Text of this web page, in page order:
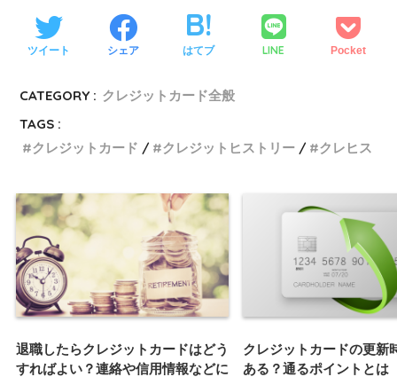
ツイート シェア はてブ LINE Pocket
CATEGORY : クレジットカード全般
TAGS :
クレジットカード
クレジットヒストリー クレヒス
退職したらクレジットカードはどう
すればよい？連絡や信用情報などに
クレジットカードの更新
ある？通るポイントとは